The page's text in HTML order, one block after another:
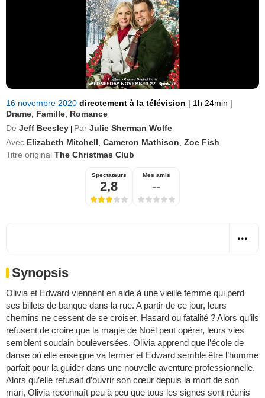
16 novembre 2020 directement à la télévision | 1h 24min |
Drame Famille Romance
De Jeff Beesley Par Julie Sherman Wolfe
Avec Elizabeth Mitchell Cameron Mathison Zoe Fish
Titre original The Christmas Club
Spectateurs
2,8
Mes amis
--
Synopsis
Olivia et Edward viennent en aide à une vieille femme qui perd
ses billets de banque dans la rue. A partir de ce jour, leurs
chemins ne cessent de se croiser. Hasard ou fatalité ? Alors qu’ils
refusent de croire que la magie de Noël peut opérer, leurs vies
semblent soudain bouleversées. Olivia apprend que l’école de
danse où elle enseigne va fermer et Edward semble être l’homme
parfait pour la guider dans une nouvelle aventure professionnelle.
Alors qu’elle refusait d’ouvrir son cœur depuis la mort de son
mari, Olivia reconnaît peu à peu que tous les signes sont réunis